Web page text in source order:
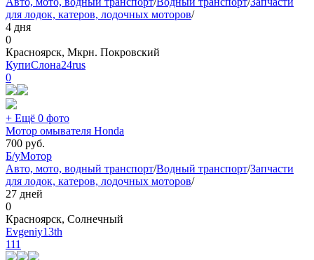
для лодок, катеров, лодочных моторов/
4 дня
0
Красноярск, Мкрн. Покровский
КупиСлона24rus
0
+ Ещё 0 фото
Мотор омывателя Honda
700 руб.
Б/уМотор
Авто, мото, водный транспорт/Водный транспорт/Запчасти
для лодок, катеров, лодочных моторов/
27 дней
0
Красноярск, Солнечный
Evgeniy13th
111